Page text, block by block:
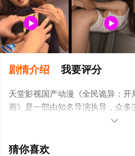
剧情介绍 我要评分
天堂影视国产动漫《全民诡异：开
画》是一部由知名导演执导，众多
漫，手机免费观看高清无删减完整
等平台了解。

猜你喜欢